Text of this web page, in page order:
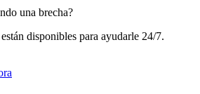
una brecha?
disponibles para ayudarle 24/7.